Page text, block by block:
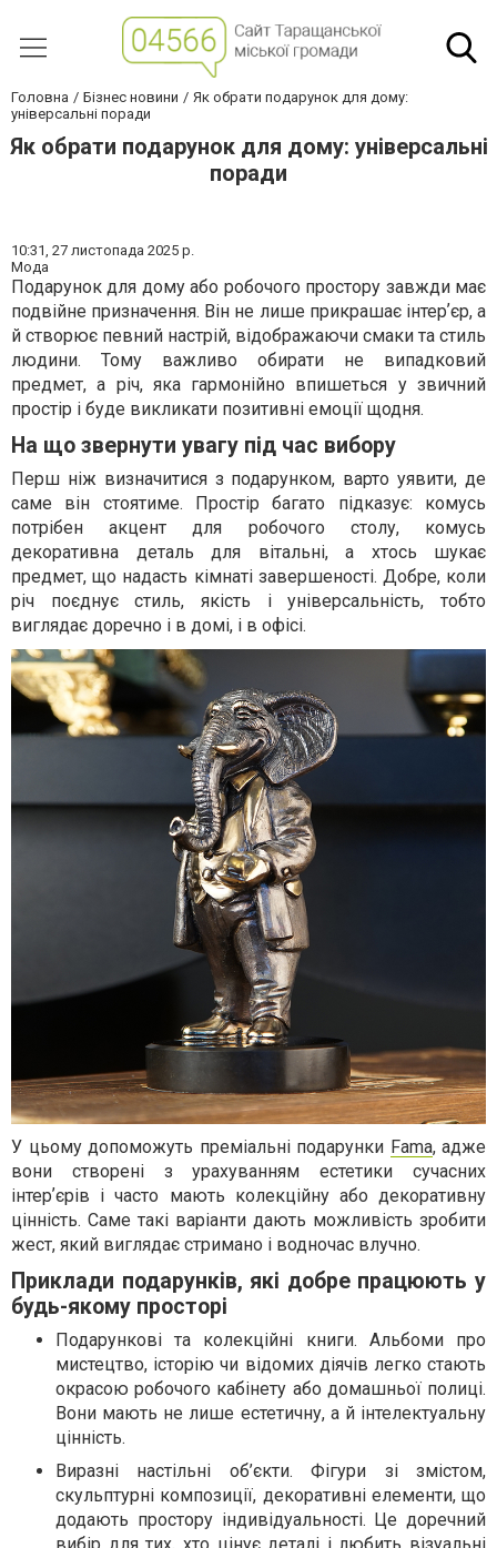
Головна Бізнес новини
Як обрати подарунок для дому:
універсальні поради
Як обрати подарунок для дому: універсальні
поради
10:31, 27 листопада 2025 р.
Мода
Подарунок для дому або робочого простору завжди має
подвійне призначення. Він не лише прикрашає інтерʼєр, а
й створює певний настрій, відображаючи смаки та стиль
людини. Тому важливо обирати не випадковий
предмет, а річ, яка гармонійно впишеться у звичний
простір і буде викликати позитивні емоції щодня.
На що звернути увагу під час вибору
Перш ніж визначитися з подарунком, варто уявити, де
саме він стоятиме. Простір багато підказує: комусь
потрібен акцент для робочого столу, комусь
декоративна деталь для вітальні, а хтось шукає
предмет, що надасть кімнаті завершеності. Добре, коли
річ поєднує стиль, якість і універсальність, тобто
виглядає доречно і в домі, і в офісі.
У цьому допоможуть преміальні подарунки Fama, адже
вони створені з урахуванням естетики сучасних
інтерʼєрів і часто мають колекційну або декоративну
цінність. Саме такі варіанти дають можливість зробити
жест, який виглядає стримано і водночас влучно.
Приклади подарунків, які добре працюють у
будь-якому просторі
Подарункові та колекційні книги. Альбоми про
мистецтво, історію чи відомих діячів легко стають
окрасою робочого кабінету або домашньої полиці.
Вони мають не лише естетичну, а й інтелектуальну
цінність.
Виразні настільні об’єкти. Фігури зі змістом,
скульптурні композиції, декоративні елементи, що
додають простору індивідуальності. Це доречний